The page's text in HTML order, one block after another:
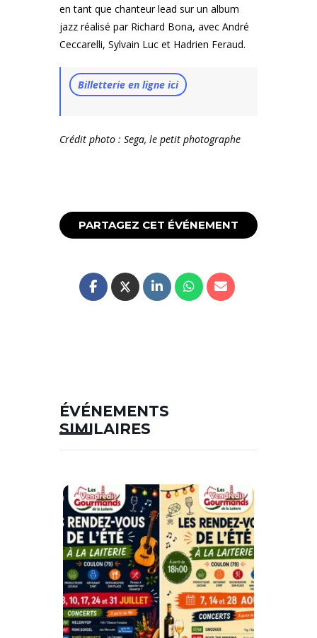
en tant que chanteur lead sur un album
jazz réalisé par Richard Bona, avec André
Ceccarelli, Sylvain Luc et Hadrien Feraud.
Billetterie en ligne ici
Crédit photo : Sega, le petit photographe
PARTAGEZ CET ÉVÉNEMENT
ÉVÉNEMENTS
SIMILAIRES